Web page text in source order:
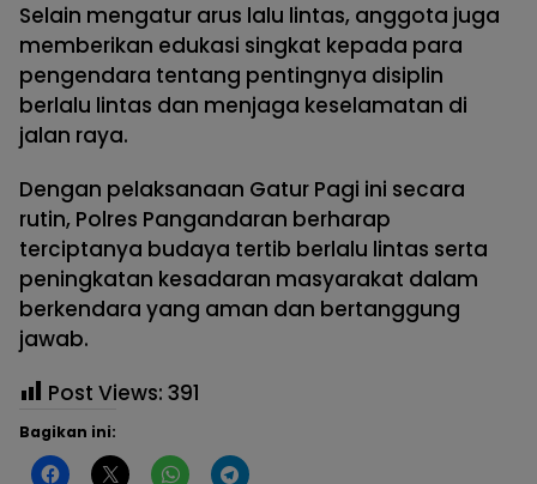
Selain mengatur arus lalu lintas, anggota juga
memberikan edukasi singkat kepada para
pengendara tentang pentingnya disiplin
berlalu lintas dan menjaga keselamatan di
jalan raya.
Dengan pelaksanaan Gatur Pagi ini secara
rutin, Polres Pangandaran berharap
terciptanya budaya tertib berlalu lintas serta
peningkatan kesadaran masyarakat dalam
berkendara yang aman dan bertanggung
jawab.
Post Views: 391
Bagikan ini: